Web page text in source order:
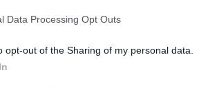
Data Processing Opt Outs
opt-out of the Sharing of my personal data.
ένα φιαλίδιο με υγρό
σε εξέλιξη, για να
και άλλες διαρρήξεις.